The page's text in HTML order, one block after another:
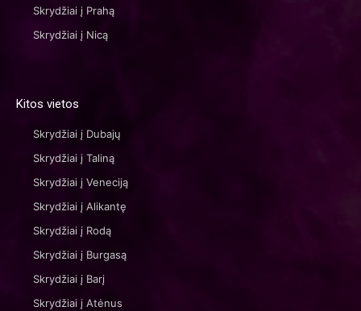
Skrydžiai į Prahą
Skrydžiai į Nicą
Kitos vietos
Skrydžiai į Dubajų
Skrydžiai į Taliną
Skrydžiai į Veneciją
Skrydžiai į Alikantę
Skrydžiai į Rodą
Skrydžiai į Burgasą
Skrydžiai į Barį
Skrydžiai į Atėnus